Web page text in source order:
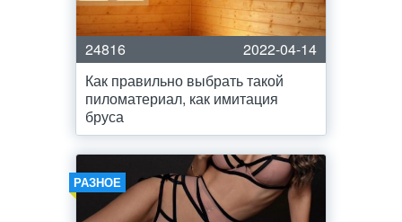
24816
2022-04-14
Как правильно выбрать такой
пиломатериал, как имитация
бруса
РАЗНОЕ